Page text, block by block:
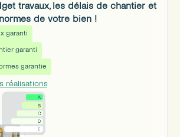
travaux, les délais de chantier et
de votre bien !
garanti
garanti
garantie
réalisations